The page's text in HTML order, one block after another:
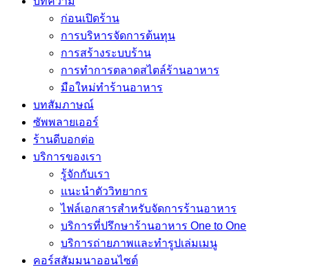
ก่อนเปิดร้าน
การบริหารจัดการต้นทุน
การสร้างระบบร้าน
การทำการตลาดสไตล์ร้านอาหาร
มือใหม่ทำร้านอาหาร
บทสัมภาษณ์
ซัพพลายเออร์
ร้านดีบอกต่อ
บริการของเรา
รู้จักกับเรา
แนะนำตัววิทยากร
ไฟล์เอกสารสำหรับจัดการร้านอาหาร
บริการที่ปรึกษาร้านอาหาร One to One
บริการถ่ายภาพและทำรูปเล่มเมนู
คอร์สสัมมนาออนไซต์